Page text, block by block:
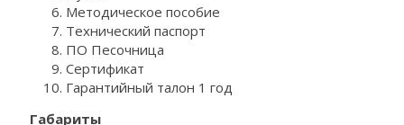
Методическое пособие
Технический паспорт
ПО Песочница
Сертификат
Гарантийный талон 1 год
Габариты